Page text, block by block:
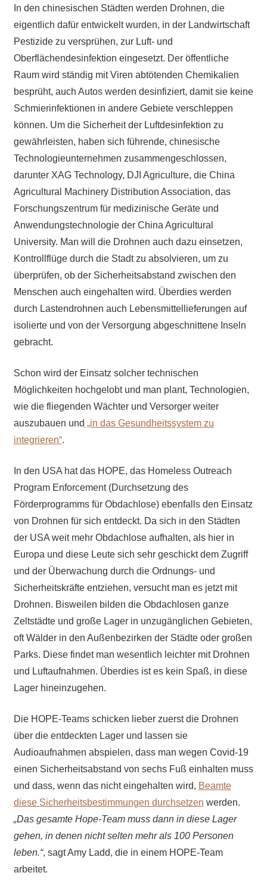
In den chinesischen Städten werden Drohnen, die
eigentlich dafür entwickelt wurden, in der Landwirtschaft
Pestizide zu versprühen, zur Luft- und
Oberflächendesinfektion eingesetzt. Der öffentliche
Raum wird ständig mit Viren abtötenden Chemikalien
besprüht, auch Autos werden desinfiziert, damit sie keine
Schmierinfektionen in andere Gebiete verschleppen
können. Um die Sicherheit der Luftdesinfektion zu
gewährleisten, haben sich führende, chinesische
Technologieunternehmen zusammengeschlossen,
darunter XAG Technology, DJI Agriculture, die China
Agricultural Machinery Distribution Association, das
Forschungszentrum für medizinische Geräte und
Anwendungstechnologie der China Agricultural
University. Man will die Drohnen auch dazu einsetzen,
Kontrollflüge durch die Stadt zu absolvieren, um zu
überprüfen, ob der Sicherheitsabstand zwischen den
Menschen auch eingehalten wird. Überdies werden
durch Lastendrohnen auch Lebensmittellieferungen auf
isolierte und von der Versorgung abgeschnittene Inseln
gebracht.
Schon wird der Einsatz solcher technischen
Möglichkeiten hochgelobt und man plant, Technologien,
wie die fliegenden Wächter und Versorger weiter
auszubauen und „in das Gesundheitssystem zu
integrieren“.
In den USA hat das HOPE, das Homeless Outreach
Program Enforcement (Durchsetzung des
Förderprogramms für Obdachlose) ebenfalls den Einsatz
von Drohnen für sich entdeckt. Da sich in den Städten
der USA weit mehr Obdachlose aufhalten, als hier in
Europa und diese Leute sich sehr geschickt dem Zugriff
und der Überwachung durch die Ordnungs- und
Sicherheitskräfte entziehen, versucht man es jetzt mit
Drohnen. Bisweilen bilden die Obdachlosen ganze
Zeltstädte und große Lager in unzugänglichen Gebieten,
oft Wälder in den Außenbezirken der Städte oder großen
Parks. Diese findet man wesentlich leichter mit Drohnen
und Luftaufnahmen. Überdies ist es kein Spaß, in diese
Lager hineinzugehen.
Die HOPE-Teams schicken lieber zuerst die Drohnen
über die entdeckten Lager und lassen sie
Audioaufnahmen abspielen, dass man wegen Covid-19
einen Sicherheitsabstand von sechs Fuß einhalten muss
und dass, wenn das nicht eingehalten wird, Beamte
diese Sicherheitsbestimmungen durchsetzen werden.
„Das gesamte Hope-Team muss dann in diese Lager
gehen, in denen nicht selten mehr als 100 Personen
leben.“, sagt Amy Ladd, die in einem HOPE-Team
arbeitet.